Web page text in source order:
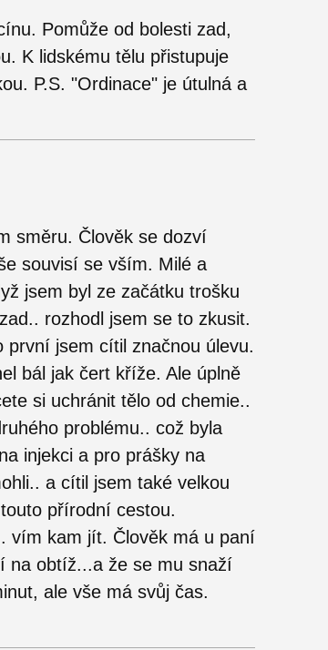
Pomůže od bolesti zad,
K lidskému tělu přistupuje
P.S. "Ordinace" je útulná a
směru. Člověk se dozví
souvisí se vším. Milé a
jsem byl ze začátku trošku
rozhodl jsem se to zkusit.
první jsem cítil značnou úlevu.
bál jak čert kříže. Ale úplně
si uchránit tělo od chemie..
problému.. což byla
injekci a pro prášky na
a cítil jsem také velkou
přírodní cestou.
vím kam jít. Člověk má u paní
na obtíž...a že se mu snaží
ale vše má svůj čas.